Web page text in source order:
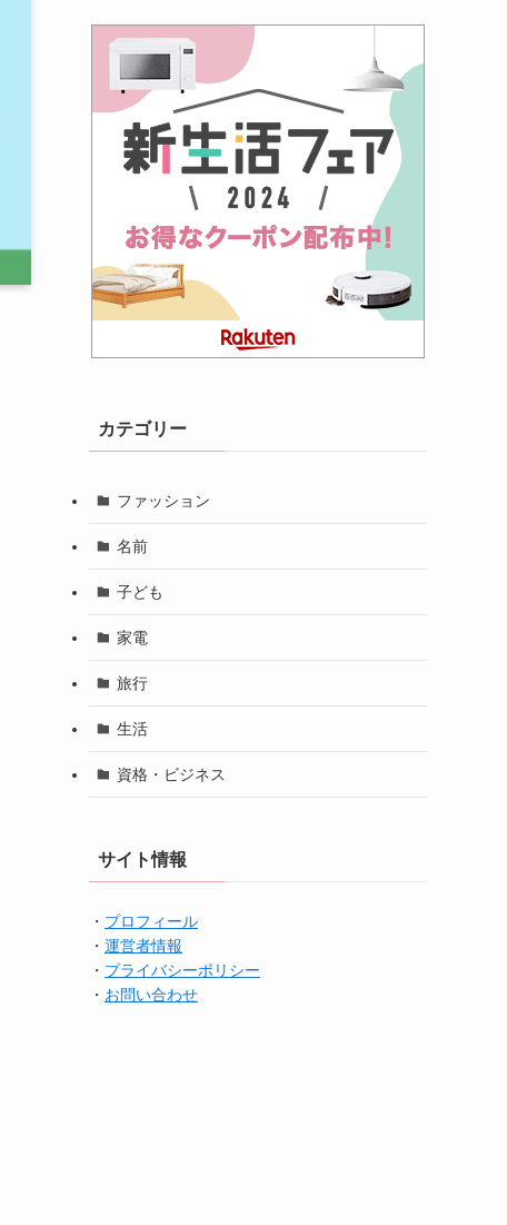
カテゴリー
ファッション
名前
子ども
家電
旅行
生活
資格・ビジネス
サイト情報
・ プロフィール
・ 運営者情報
・ プライバシーポリシー
・ お問い合わせ